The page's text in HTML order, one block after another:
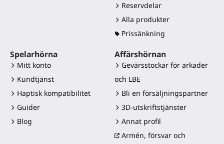
Reservdelar
Alla produkter
Prissänkning
Spelarhörna
Mitt konto
Kundtjänst
Haptisk kompatibilitet
Guider
Blog
Affärshörnan
Gevärsstockar för arkader
och LBE
Bli en försäljningspartner
3D-utskriftstjänster
Annat profil
Armén, försvar och